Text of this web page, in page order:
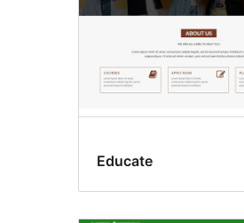
Educate